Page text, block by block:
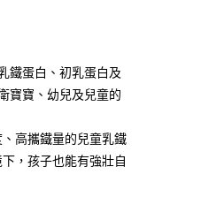
先享後付」服務完成之
將交易相關給付款項請
人之同意方可使用
失，本公司不負相關責
之用戶狀況，依本公司
形，本公司將視審查
鐵蛋白、初乳蛋白及
寶寶、幼兒及兒童的
高攜鐵量的兒童乳鐵
，孩子也能有強壯自